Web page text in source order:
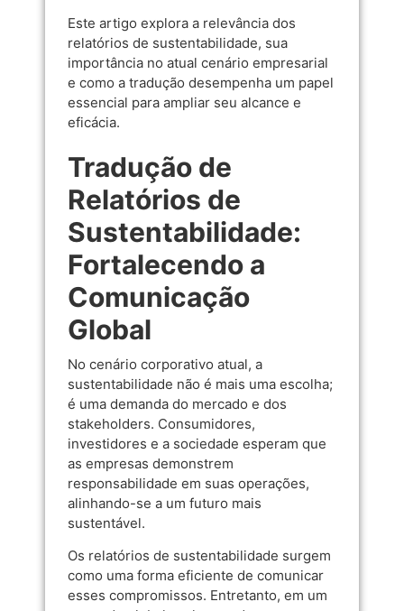
Este artigo explora a relevância dos
relatórios de sustentabilidade, sua
importância no atual cenário empresarial
e como a tradução desempenha um papel
essencial para ampliar seu alcance e
eficácia.
Tradução de
Relatórios de
Sustentabilidade:
Fortalecendo a
Comunicação
Global
No cenário corporativo atual, a
sustentabilidade não é mais uma escolha;
é uma demanda do mercado e dos
stakeholders. Consumidores,
investidores e a sociedade esperam que
as empresas demonstrem
responsabilidade em suas operações,
alinhando-se a um futuro mais
sustentável.
Os relatórios de sustentabilidade surgem
como uma forma eficiente de comunicar
esses compromissos. Entretanto, em um